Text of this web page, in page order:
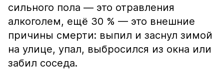
сильного пола — это отравления
алкоголем, ещё 30 % — это внешние
причины смерти: выпил и заснул зимой
на улице, упал, выбросился из окна или
забил соседа.